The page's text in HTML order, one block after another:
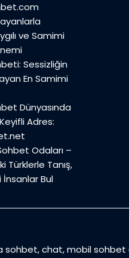
ve Samimi
Sessizliğin
En Samimi
Dünyasında
Adres:
Odaları –
Türklerle Tanış,
İnsanlar Bul
sohbet, chat, mobil